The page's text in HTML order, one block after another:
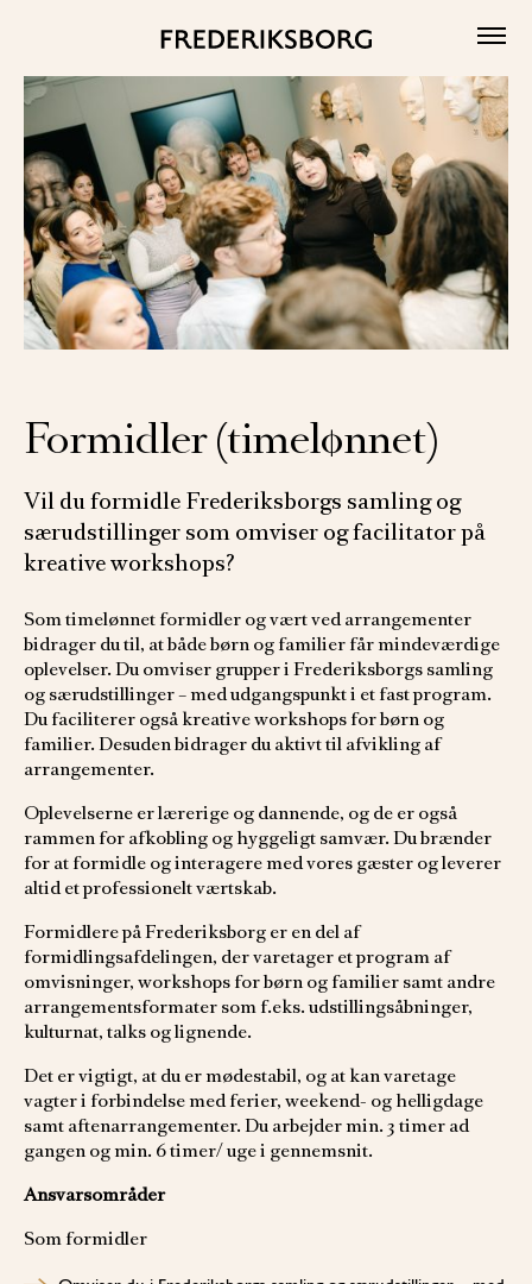
Formidler (timelønnet)
Vil du formidle Frederiksborgs samling og
særudstillinger som omviser og facilitator på
kreative workshops?
Som timelønnet formidler og vært ved arrangementer
bidrager du til, at både børn og familier får mindeværdige
oplevelser. Du omviser grupper i Frederiksborgs samling
og særudstillinger – med udgangspunkt i et fast program.
Du faciliterer også kreative workshops for børn og
familier. Desuden bidrager du aktivt til afvikling af
arrangementer.
Oplevelserne er lærerige og dannende, og de er også
rammen for afkobling og hyggeligt samvær. Du brænder
for at formidle og interagere med vores gæster og leverer
altid et professionelt værtskab.
Formidlere på Frederiksborg er en del af
formidlingsafdelingen, der varetager et program af
omvisninger, workshops for børn og familier samt andre
arrangementsformater som f.eks. udstillingsåbninger,
kulturnat, talks og lignende.
Det er vigtigt, at du er mødestabil, og at kan varetage
vagter i forbindelse med ferier, weekend- og helligdage
samt aftenarrangementer. Du arbejder min. 3 timer ad
gangen og min. 6 timer/ uge i gennemsnit.
Ansvarsområder
Som formidler